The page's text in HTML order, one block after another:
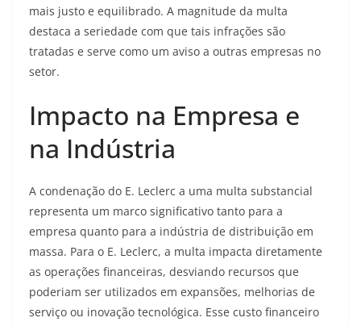
mais justo e equilibrado. A magnitude da multa
destaca a seriedade com que tais infrações são
tratadas e serve como um aviso a outras empresas no
setor.
Impacto na Empresa e
na Indústria
A condenação do E. Leclerc a uma multa substancial
representa um marco significativo tanto para a
empresa quanto para a indústria de distribuição em
massa. Para o E. Leclerc, a multa impacta diretamente
as operações financeiras, desviando recursos que
poderiam ser utilizados em expansões, melhorias de
serviço ou inovação tecnológica. Esse custo financeiro